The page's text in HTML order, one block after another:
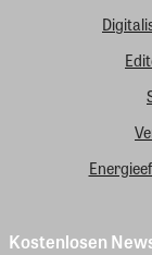
Kostenlosen